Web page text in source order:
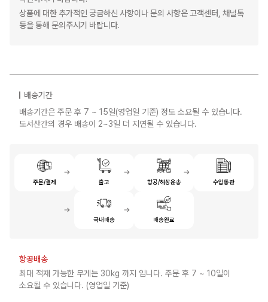
상품에 대한 추가적인 궁금하신 사항이나 문의 사항은 고객센터, 채널톡
등을 통해 문의주시기 바랍니다.
배송기간
배송기간은 주문 후 7 ~ 15일(영업일 기준) 정도 소요될 수 있습니다.
도서산간의 경우 배송이 2~3일 더 지연될 수 있습니다.
주문/결제 출고 항공/해상운송 수입통관
국내배송 배송완료
항공배송
최대 적재 가능한 무게는 30kg 까지 입니다. 주문 후 7 ~ 10일이
소요될 수 있습니다. (영업일 기준)